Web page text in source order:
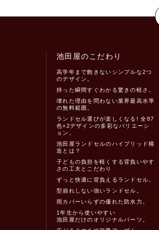
池田屋のこだわり
高学年まで飽きないシンプルな2つ
のデザイン。
持った瞬間すぐわかる驚きの軽さ。
壊れた理由を問わない業界最高水準
の無料範囲。
ランドセル選びが楽しくなる! 全87
色×2デザインの多彩なバリエーシ
ョン。
池田屋ランドセルのハイブリッド構
造とは？
子どもの負担を軽くする背負いやす
さの工夫とこだわり
ずっと快適に背負えるランドセル。
型崩れしない強いランドセル。
雨カバーいらずの優れた防水力。
1年生から使いやすい
池田屋だけのオリジナルパーツ。